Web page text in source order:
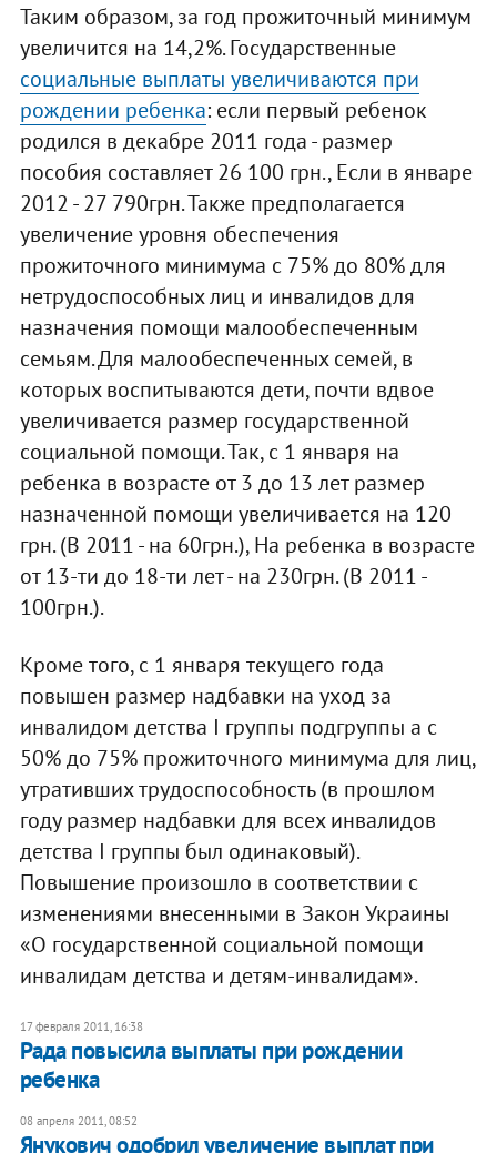
Таким образом, за год прожиточный минимум
увеличится на 14,2%. Государственные
социальные выплаты увеличиваются при
рождении ребенка: если первый ребенок
родился в декабре 2011 года - размер
пособия составляет 26 100 грн., Если в январе
2012 - 27 790грн. Также предполагается
увеличение уровня обеспечения
прожиточного минимума с 75% до 80% для
нетрудоспособных лиц и инвалидов для
назначения помощи малообеспеченным
семьям. Для малообеспеченных семей, в
которых воспитываются дети, почти вдвое
увеличивается размер государственной
социальной помощи. Так, с 1 января на
ребенка в возрасте от 3 до 13 лет размер
назначенной помощи увеличивается на 120
грн. (В 2011 - на 60грн.), На ребенка в возрасте
от 13-ти до 18-ти лет - на 230грн. (В 2011 -
100грн.).
Кроме того, с 1 января текущего года
повышен размер надбавки на уход за
инвалидом детства I группы подгруппы а с
50% до 75% прожиточного минимума для лиц,
утративших трудоспособность (в прошлом
году размер надбавки для всех инвалидов
детства I группы был одинаковый).
Повышение произошло в соответствии с
изменениями внесенными в Закон Украины
«О государственной социальной помощи
инвалидам детства и детям-инвалидам».
17 февраля 2011, 16:38
Рада повысила выплаты при рождении
ребенка
08 апреля 2011, 08:52
Янукович одобрил увеличение выплат при